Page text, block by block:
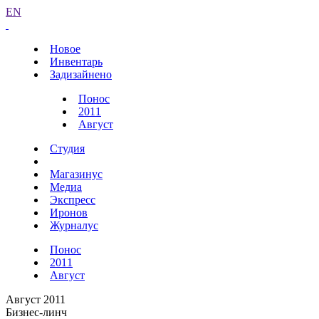
EN
Новое
Инвентарь
Задизайнено
Понос
2011
Август
Студия
Магазинус
Медиа
Экспресс
Иронов
Журналус
Понос
2011
Август
Август 2011
Бизнес-линч